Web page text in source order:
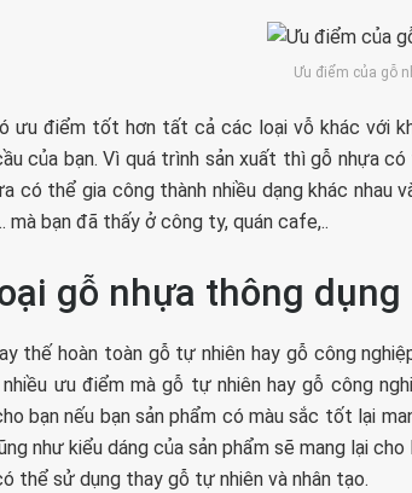
Ưu điểm của gỗ
ưu điểm tốt hơn tất cả các loại vỗ khác với
của bạn. Vì quá trình sản xuất thì gỗ nhựa
có thể gia công thành nhiều dạng khác
mà bạn đã thấy ở công ty, quán cafe,..
gỗ nhựa thông dụng
thế hoàn toàn gỗ tự nhiên hay gỗ công
nhiều ưu điểm mà gỗ tự nhiên hay gỗ công
bạn nếu bạn sản phẩm có màu sắc tốt lại
như kiểu dáng của sản phẩm sẽ mang lại
thể sử dụng thay gỗ tự nhiên và nhân tạo.